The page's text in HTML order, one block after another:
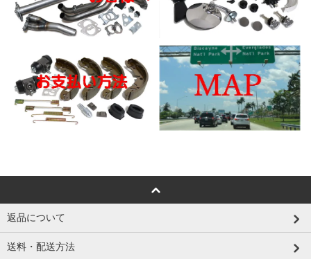
返品について
送料・配送方法